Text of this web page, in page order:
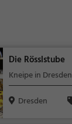
Die Rösslstube
Kneipe in Dresden
Dresden